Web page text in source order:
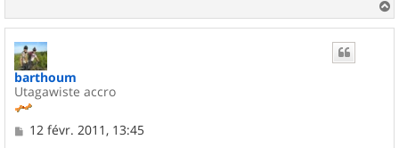
a
barthoum
Utagawiste accro
M12 févr. 2011, 13:45